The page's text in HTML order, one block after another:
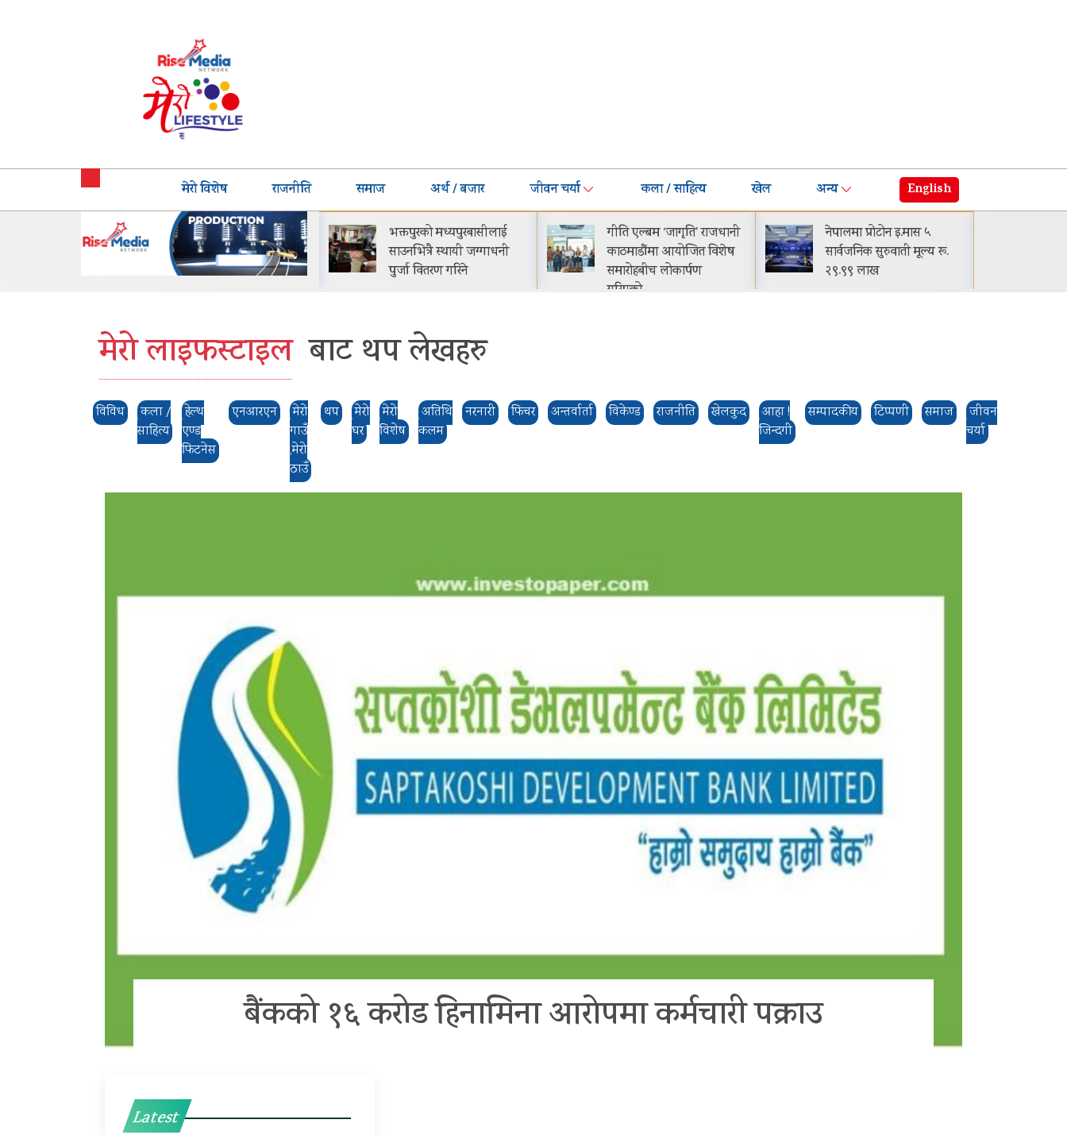
मेरो विशेष राजनीति समाज अर्थ / बजार जीवन चर्या कला / साहित्य खेल अन्य English
कस्टमर एक्सपेरियन्स जोन
सहित शाओमी नेपालका नयाँ
भक्तपुरको मध्यपुरबासीलाई
साउनभित्रै स्थायी जग्गाधनी
पुर्जा वितरण गरिने
गीति एल्बम ‘जागृति’ राजधानी
काठमाडौंमा आयोजित विशेष
समारोहबीच लोकार्पण
नेपालमा प्रोटोन इ.मास ५
सार्वजनिक सुरुवाती मूल्य रू.
२९.९९ लाख
घट्यो बजाजको ईएमआई: अब
मासिक किस्ता-मूल्य झनै कम
मेरो लाइफस्टाइलबाट थप लेखहरु
विविध
कला /
साहित्य
हेल्थ
एण्ड
फिटनेस
एनआरएन
मेरो
गाउँ
,मेरो
ठाउँ
थप
मेरो
घर
मेरो
विशेष
अतिथि
कलम
नरनारी फिचर अन्तर्वार्ता विकेण्ड राजनीति खेलकुद
आहा !
जिन्दगी
सम्पादकीय टिप्पणी समाज
जीवन
चर्या
बैंकको १६ करोड हिनामिना आराेपमा कर्मचारी पक्राउ
Latest